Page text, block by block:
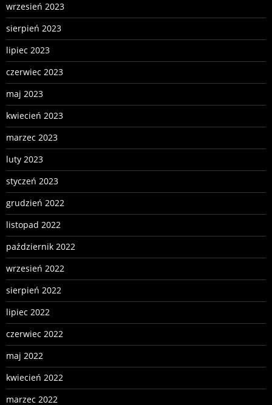
wrzesień 2023
sierpień 2023
lipiec 2023
czerwiec 2023
maj 2023
kwiecień 2023
marzec 2023
luty 2023
styczeń 2023
grudzień 2022
listopad 2022
październik 2022
wrzesień 2022
sierpień 2022
lipiec 2022
czerwiec 2022
maj 2022
kwiecień 2022
marzec 2022